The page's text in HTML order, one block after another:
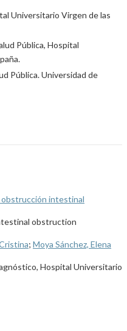
Universitario Virgen de las
Pública, Hospital
Pública. Universidad de
obstrucción intestinal
obstruction
; Moya Sánchez, Elena
Hospital Universitario